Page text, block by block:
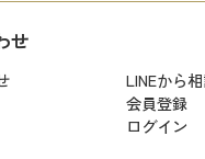
せ
LINEから
会員登録
ログイン